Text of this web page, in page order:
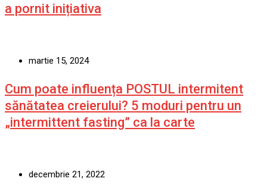
a pornit inițiativa
martie 15, 2024
Cum poate influența POSTUL intermitent
sănătatea creierului? 5 moduri pentru un
„intermittent fasting” ca la carte
decembrie 21, 2022